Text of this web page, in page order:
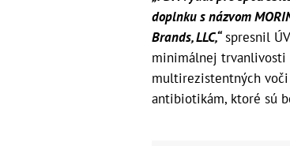
doplnku s názvom
Brands, LLC,“spresnil
minimálnej trvanlivosti
multirezistentných
antibiotikám, ktoré sú